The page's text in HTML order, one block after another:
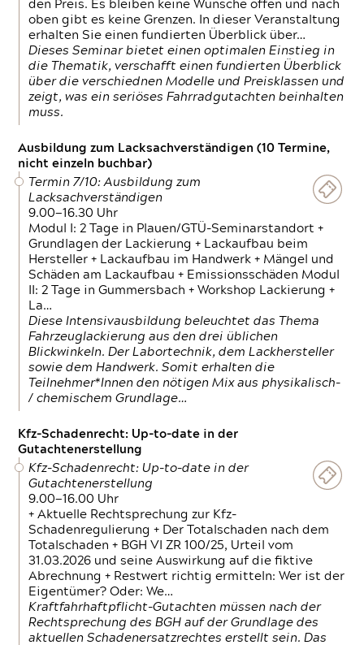
den Preis. Es bleiben keine Wünsche offen und nach
oben gibt es keine Grenzen. In dieser Veranstaltung
erhalten Sie einen fundierten Überblick über…
Dieses Seminar bietet einen optimalen Einstieg in
die Thematik, verschafft einen fundierten Überblick
über die verschiednen Modelle und Preisklassen und
zeigt, was ein seriöses Fahrradgutachten beinhalten
muss.
Ausbildung zum Lacksachverständigen (10 Termine,
nicht einzeln buchbar)
Termin 7/10: Ausbildung zum
Lacksachverständigen
9.00—16.30 Uhr
Modul I: 2 Tage in Plauen/GTÜ-Seminarstandort +
Grundlagen der Lackierung + Lackaufbau beim
Hersteller + Lackaufbau im Handwerk + Mängel und
Schäden am Lackaufbau + Emissionsschäden Modul
II: 2 Tage in Gummersbach + Workshop Lackierung +
La…
Diese Intensivausbildung beleuchtet das Thema
Fahrzeuglackierung aus den drei üblichen
Blickwinkeln. Der Labortechnik, dem Lackhersteller
sowie dem Handwerk. Somit erhalten die
Teilnehmer*Innen den nötigen Mix aus physikalisch-
/ chemischem Grundlage…
Kfz-Schadenrecht: Up-to-date in der
Gutachtenerstellung
Kfz-Schadenrecht: Up-to-date in der
Gutachtenerstellung
9.00—16.00 Uhr
+ Aktuelle Rechtsprechung zur Kfz-
Schadenregulierung + Der Totalschaden nach dem
Totalschaden + BGH VI ZR 100/25, Urteil vom
31.03.2026 und seine Auswirkung auf die fiktive
Abrechnung + Restwert richtig ermitteln: Wer ist der
Eigentümer? Oder: We…
Kraftfahrhaftpflicht-Gutachten müssen nach der
Rechtsprechung des BGH auf der Grundlage des
aktuellen Schadenersatzrechtes erstellt sein. Das